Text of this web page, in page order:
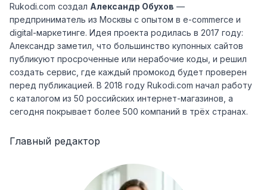
Rukodi.com создал Александр Обухов —
предприниматель из Москвы с опытом в e-commerce и
digital-маркетинге. Идея проекта родилась в 2017 году:
Александр заметил, что большинство купонных сайтов
публикуют просроченные или нерабочие коды, и решил
создать сервис, где каждый промокод будет проверен
перед публикацией. В 2018 году Rukodi.com начал работу
с каталогом из 50 российских интернет-магазинов, а
сегодня покрывает более 500 компаний в трёх странах.
Главный редактор